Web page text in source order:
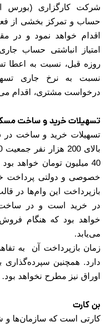
شرکت کارگزاری (بورس
حساب و تمرکز بخشی از
اقدام خواهد نمود و در
روزه قبل، نسبت به اعطا
نسبت به نرخ جاری
درخواست مشتری، اقدام
تسهیلات خرید و ساخت
40 میلیون تومان خواهد
خصوصی و دولتی پرداخت
می‌یابد.
زمان بازپرداخت آن به
دارد. همچنین
اوراق نیز مطرح نخواهد بود.
بن کارت
کارتی است که سازمان‌ها و